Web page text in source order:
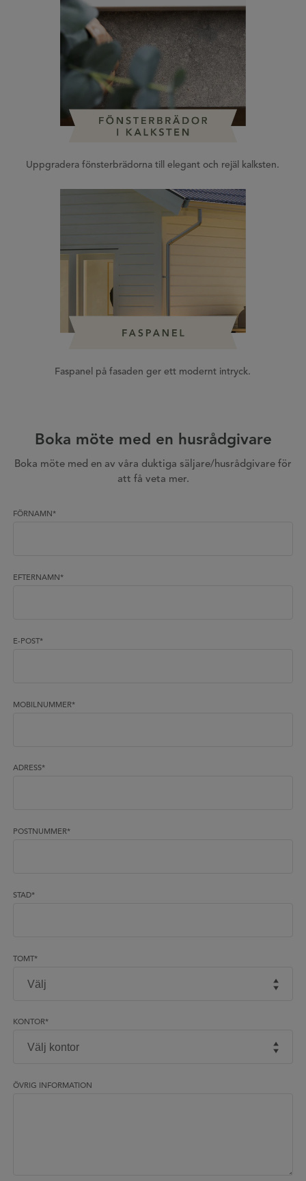
Uppgradera fönsterbrädorna till elegant och rejäl kalksten.
Faspanel på fasaden ger ett modernt intryck.
Boka möte med en husrådgivare
Boka möte med en av våra duktiga säljare/husrådgivare för
att få veta mer.
FÖRNAMN*
EFTERNAMN*
E-POST*
MOBILNUMMER*
ADRESS*
POSTNUMMER*
STAD*
TOMT*
KONTOR*
ÖVRIG INFORMATION